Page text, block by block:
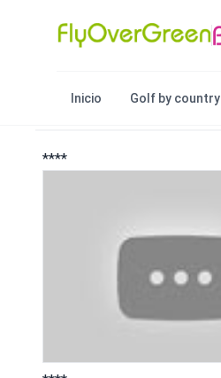
Inicio Golf by country
****